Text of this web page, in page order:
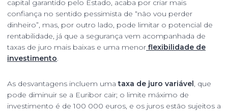
capital garantido pelo Estado, acaba por criar mais
confiança no sentido pessimista de “não vou perder
dinheiro”, mas, por outro lado, pode limitar o potencial de
rentabilidade, já que a segurança vem acompanhada de
taxas de juro mais baixas e uma menor flexibilidade de
investimento.
As desvantagens incluem umataxa de juro variável, que
pode diminuir se a Euribor cair; o limite máximo de
investimento é de 100 000 euros, e os juros estão sujeitos a